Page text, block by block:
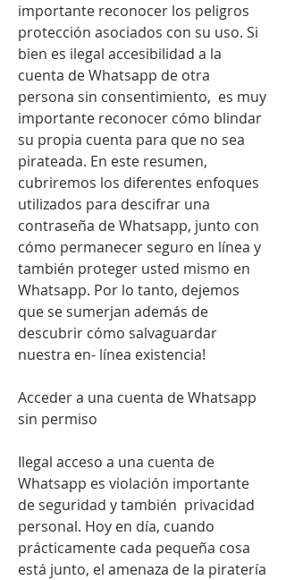
importante reconocer los peligros
protección asociados con su uso. Si
bien es ilegal accesibilidad a la
cuenta de Whatsapp de otra
persona sin consentimiento,  es muy
importante reconocer cómo blindar
su propia cuenta para que no sea
pirateada. En este resumen,
cubriremos los diferentes enfoques
utilizados para descifrar una
contraseña de Whatsapp, junto con
cómo permanecer seguro en línea y
también proteger usted mismo en
Whatsapp. Por lo tanto, dejemos
que se sumerjan además de
descubrir cómo salvaguardar
nuestra en- línea existencia!
Acceder a una cuenta de Whatsapp
sin permiso
Ilegal acceso a una cuenta de
Whatsapp es violación importante
de seguridad y también  privacidad
personal. Hoy en día, cuando
prácticamente cada pequeña cosa
está junto, el amenaza de la piratería